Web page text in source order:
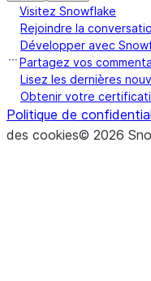
Visitez Snowflake
Rejoindre la
Développer avec
Partagez vos
Lisez les dernières
Obtenir votre
Politique de
des cookies© 2026